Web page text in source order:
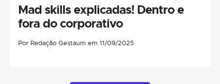
Mad skills explicadas! Dentro e
fora do corporativo
Por Redação Gestaum em 11/09/2025